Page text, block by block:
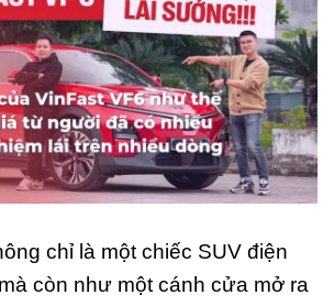
chỉ là một chiếc SUV điện
còn như một cánh cửa mở ra